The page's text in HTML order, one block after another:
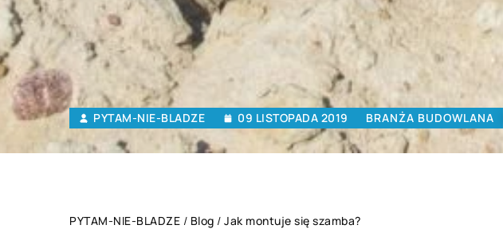
PYTAM-NIE-BLADZE 09 LISTOPADA 2019 BRANŻA BUDOWLANA
PYTAM-NIE-BLADZE / Blog / Jak montuje się szamba?